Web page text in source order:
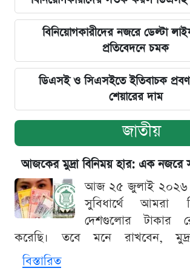
বিনিয়োগকারীদের নজরে ডেল্টা
প্রতিবেদনে চমক
ডিএসই ও সিএসইতে ইতিবাচক
শেয়ারের দাম
জাতীয়
আজকের মুদ্রা বিনিময় হার: এক নজরে
আজ ২৫ জুলাই ২০২৬
সুবিধার্থে আমরা
দেশগুলোর টাকার
করেছি। তবে মনে রাখবেন,
বিস্তারিত